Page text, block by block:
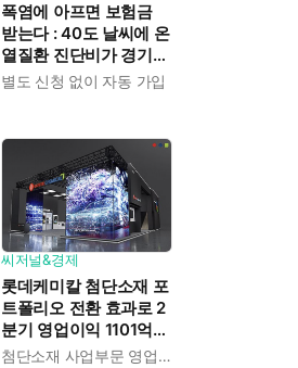
폭염에 아프면 보험금
받는다 : 40도 날씨에 온
열질환 진단비가 경기도
민에게 주어진다
별도 신청 없이 자동 가입
씨저널&경제
롯데케미칼 첨단소재 포
트폴리오 전환 효과로 2
분기 영업이익 1101억
흑자전환 : 대산·여수 사첨단소재 사업부문 영업이익 1325억 원